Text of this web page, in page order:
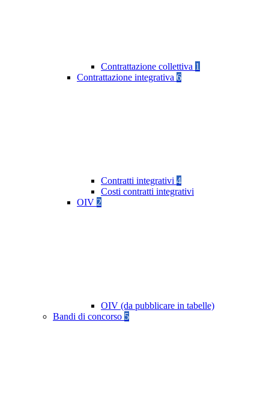
Contrattazione collettiva 1
Contrattazione integrativa 6
Contratti integrativi 4
Costi contratti integrativi
OIV 2
OIV (da pubblicare in tabelle)
Bandi di concorso 5